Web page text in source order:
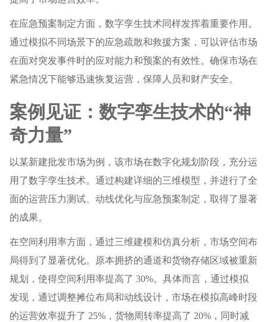
在应急预案制定方面，数字孪生技术同样发挥着重要作用。
通过模拟不同场景下的应急疏散和救援方案，可以评估市场
在面对突发事件时的应对能力和预案的有效性。确保市场在
紧急情况下能够迅速恢复运营，保障人员和财产安全。
案例见证：数字孪生技术的“神
奇力量”
以某新建批发市场为例，该市场在数字化规划阶段，充分运
用了数字孪生技术。通过构建详细的三维模型，并进行了全
面的运营压力测试、动线优化与应急预案制定，取得了显著
的成果。
在空间利用率方面，通过三维建模和仿真分析，市场空间布
局得到了显著优化。原本拥挤的通道和货物存储区域被重新
规划，使得空间利用率提高了 30%。具体而言，通过模拟
发现，通过调整摊位布局和动线设计，市场在模拟高峰时段
的运营效率提升了 25%，货物周转率提高了 20%，同时减